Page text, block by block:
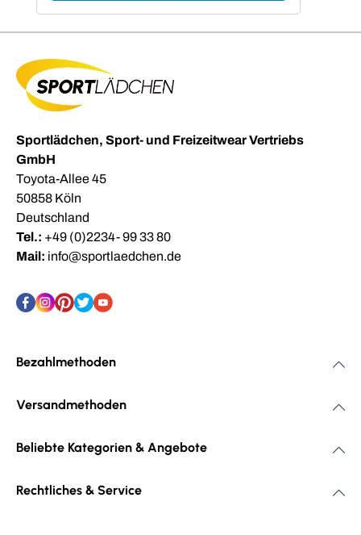
Sportlädchen, Sport- und Freizeitwear Vertriebs
GmbH
Toyota-Allee 45
50858 Köln
Deutschland
Tel.: +49 (0)2234- 99 33 80
Mail: info@sportlaedchen.de
Bezahlmethoden
Versandmethoden
Beliebte Kategorien & Angebote
Rechtliches & Service